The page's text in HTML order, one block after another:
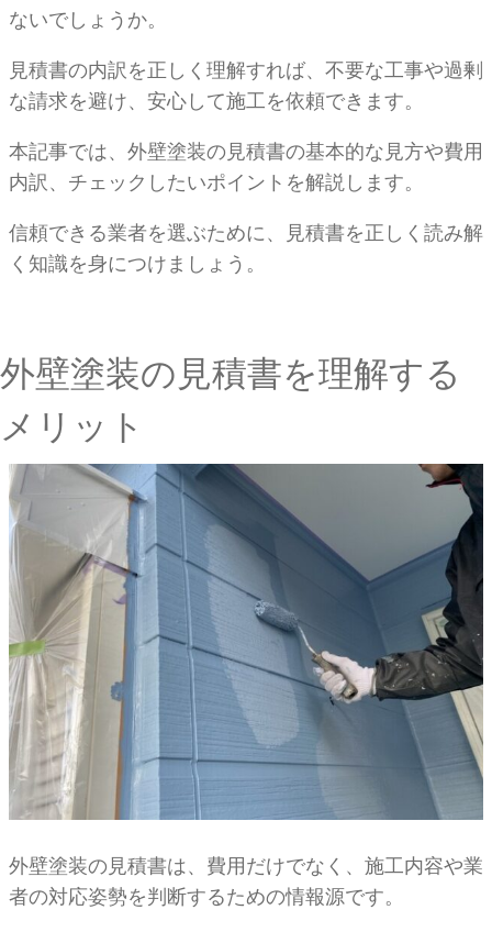
ないでしょうか。
見積書の内訳を正しく理解すれば、不要な工事や過剰
な請求を避け、安心して施工を依頼できます。
本記事では、外壁塗装の見積書の基本的な見方や費用
内訳、チェックしたいポイントを解説します。
信頼できる業者を選ぶために、見積書を正しく読み解
く知識を身につけましょう。
外壁塗装の見積書を理解する
メリット
外壁塗装の見積書は、費用だけでなく、施工内容や業
者の対応姿勢を判断するための情報源です。